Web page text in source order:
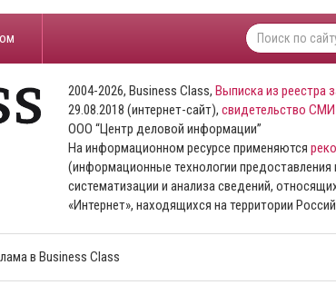
2004-2026, Business Class, Выписка из реестра
29.08.2018 (интернет-сайт), свидетельство
ООО “Центр деловой информации”
На информационном ресурсе применяются
(информационные технологии
систематизации и анализа сведений,
«Интернет», находящихся на территории
в Business Class